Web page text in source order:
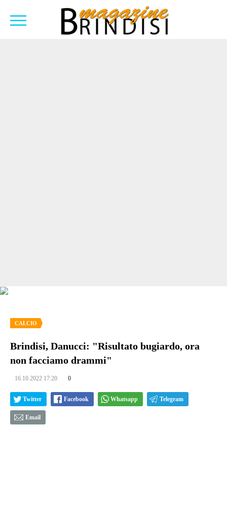
CALCIO
Brindisi, Danucci: "Risultato bugiardo, ora
non facciamo drammi"
16.10.2022 17:20 0
Twitter Facebook Whatsapp Telegram
Email